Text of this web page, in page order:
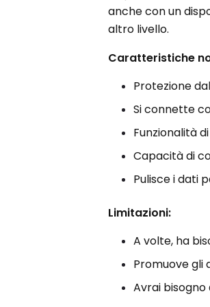
anche con un
altro livello.
Caratteristiche
Protezione
Si connette
Funzionalità
Capacità di
Pulisce i dati
Limitazioni:
A volte, ha
Promuove gli
Avrai